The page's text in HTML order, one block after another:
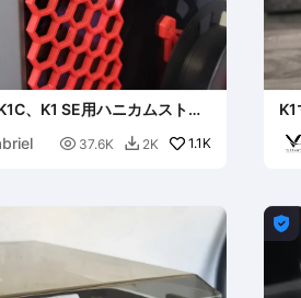
、K1 SE用ハニカムストレ
 37.6K  2K 1.1K
